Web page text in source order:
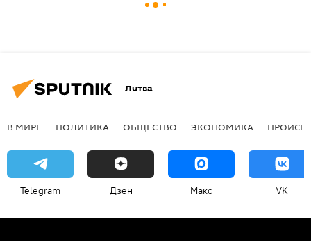
Литва
В МИРЕ ПОЛИТИКА ОБЩЕСТВО ЭКОНОМИКА
Telegram Дзен Макс VK